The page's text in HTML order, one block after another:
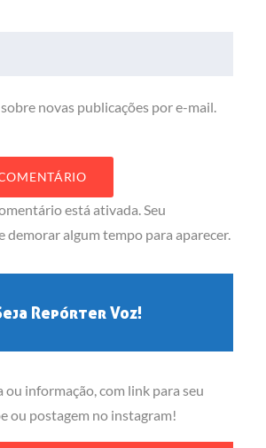
novas publicações por e-mail.
está ativada. Seu
demorar algum tempo para aparecer.
Repórter Voz!
ou informação, com link para seu
ou postagem no instagram!